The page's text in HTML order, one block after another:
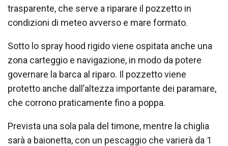
trasparente, che serve a riparare il pozzetto in
condizioni di meteo avverso e mare formato.
Sotto lo spray hood rigido viene ospitata anche una
zona carteggio e navigazione, in modo da potere
governare la barca al riparo. Il pozzetto viene
protetto anche dall’altezza importante dei paramare,
che corrono praticamente fino a poppa.
Prevista una sola pala del timone, mentre la chiglia
sarà a baionetta, con un pescaggio che varierà da 1